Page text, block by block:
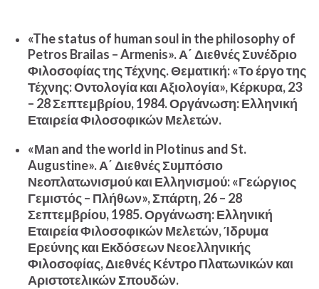
«The status of human soul in the philosophy of
Petros Brailas – Armenis». Α΄ Διεθνές Συνέδριο
Φιλοσοφίας της Τέχνης. Θεματική: «Το έργο της
Τέχνης: Οντολογία και Αξιολογία», Κέρκυρα, 23
– 28 Σεπτεμβρίου, 1984. Οργάνωση: Ελληνική
Εταιρεία Φιλοσοφικών Μελετών.
«Μan and the world in Plotinus and St.
Augustine». Α΄ Διεθνές Συμπόσιο
Νεοπλατωνισμού και Ελληνισμού: «Γεώργιος
Γεμιστός – Πλήθων», Σπάρτη, 26 – 28
Σεπτεμβρίου, 1985. Οργάνωση: Ελληνική
Εταιρεία Φιλοσοφικών Μελετών, Ίδρυμα
Ερεύνης και Εκδόσεων Νεοελληνικής
Φιλοσοφίας, Διεθνές Κέντρο Πλατωνικών και
Αριστοτελικών Σπουδών.